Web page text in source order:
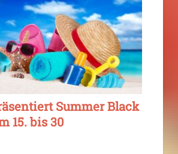
Summer Black
15. bis 30